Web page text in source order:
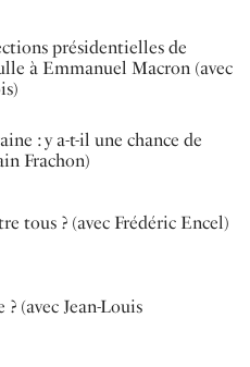
présidentielles de
à Emmanuel Macron (avec
: y a-t-il une chance de
Frachon)
tous ? (avec Frédéric Encel)
? (avec Jean-Louis